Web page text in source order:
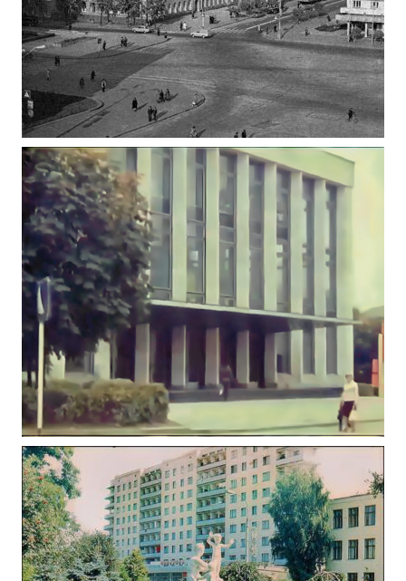
СОБОРНА ПЛОЩА, ПОЧАТОК ВУЛ. КИЇВСЬКОЇ,
ЖИТОМИР ФОТО 1983
Фото Житомир (1980-1990)
КРАЄВИДИ ЖИТОМИРА У ВІДЕО 1981
Відео Житомира,Фото
Житомир (1980-1990)